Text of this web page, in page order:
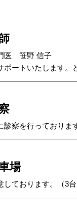
医 笹野 信子
ポートいたします。
察を行っておりま
場
ております。（3台